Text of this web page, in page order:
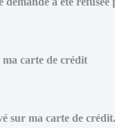
carte de crédit
sur ma carte de crédit.